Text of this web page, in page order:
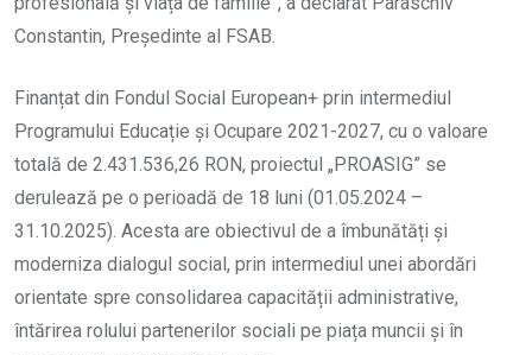
Constantin, Președinte al FSAB.
Finanțat din Fondul Social European+ prin intermediul
Programului Educație și Ocupare 2021-2027, cu o valoare
totală de 2.431.536,26 RON, proiectul „PROASIG” se
derulează pe o perioadă de 18 luni (01.05.2024 –
31.10.2025). Acesta are obiectivul de a îmbunătăți și
moderniza dialogul social, prin intermediul unei abordări
orientate spre consolidarea capacității administrative,
întărirea rolului partenerilor sociali pe piața muncii și în